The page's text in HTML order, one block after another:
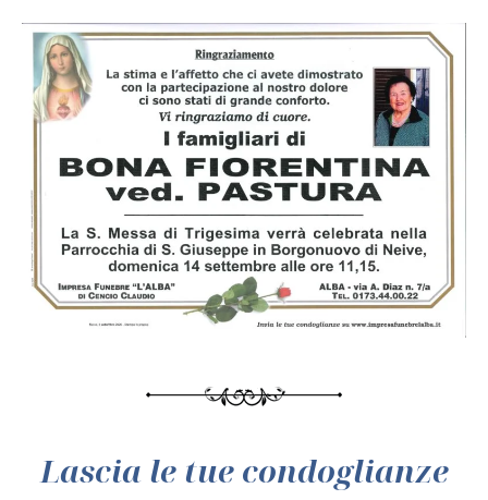
Lascia le tue condoglianze